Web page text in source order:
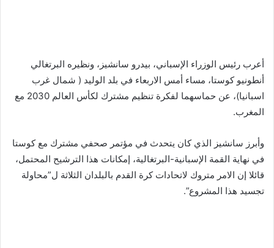
أعرب رئيس الوزراء الإسباني، بيدرو سانشيز، ونظيره البرتغالي
أنطونيو كوستا، مساء أمس الاربعاء في بلد الوليد ( شمال غرب
اسبانيا)، عن حماسهما لفكرة تنظيم مشترك لكأس العالم 2030 مع
المغرب.
وأبرز سانشيز الذي كان يتحدث في مؤتمر صحفي مشترك مع كوستا
في نهاية القمة الإسبانية-البرتغالية، إمكانات هذا الترشيح المحتمل،
قائلا إن الامر متروك لاتحادات كرة القدم بالبلدان الثلاثة ل”محاولة
تجسيد هذا المشروع”.